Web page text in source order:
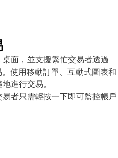
面，並支援繁忙交易者透過
使用移動訂單、互動式圖表和
進行交易。
者只需輕按一下即可監控帳戶